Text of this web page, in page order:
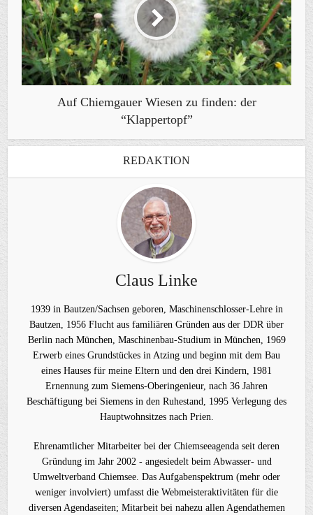
Auf Chiemgauer Wiesen zu finden: der
“Klappertopf”
REDAKTION
Claus Linke
1939 in Bautzen/Sachsen geboren, Maschinenschlosser-Lehre in
Bautzen, 1956 Flucht aus familiären Gründen aus der DDR über
Berlin nach München, Maschinenbau-Studium in München, 1969
Erwerb eines Grundstückes in Atzing und beginn mit dem Bau
eines Hauses für meine Eltern und den drei Kindern, 1981
Ernennung zum Siemens-Oberingenieur, nach 36 Jahren
Beschäftigung bei Siemens in den Ruhestand, 1995 Verlegung des
Hauptwohnsitzes nach Prien.
Ehrenamtlicher Mitarbeiter bei der Chiemseeagenda seit deren
Gründung im Jahr 2002 - angesiedelt beim Abwasser- und
Umweltverband Chiemsee. Das Aufgabenspektrum (mehr oder
weniger involviert) umfasst die Webmeisteraktivitäten für die
diversen Agendaseiten; Mitarbeit bei nahezu allen Agendathemen